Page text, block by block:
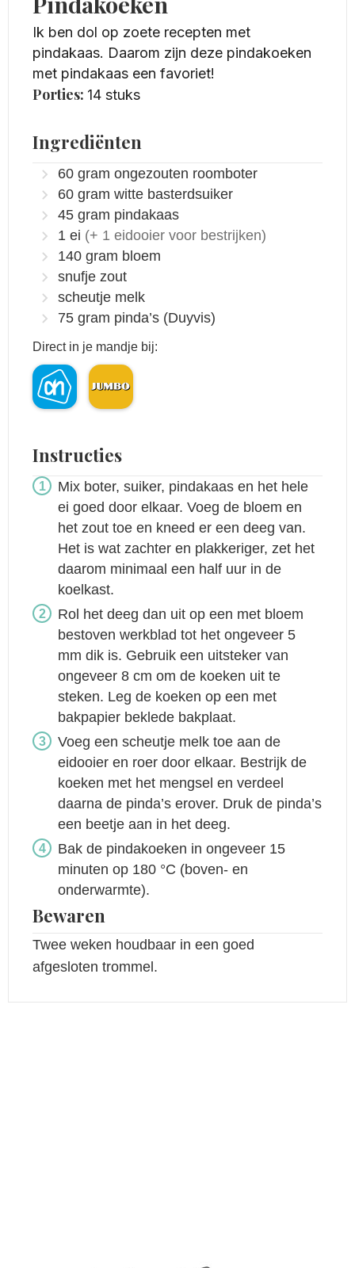
Ik ben dol op zoete recepten met
pindakaas. Daarom zijn deze pindakoeken
met pindakaas een favoriet!
Porties: 14 stuks
Ingrediënten
60 gram ongezouten roomboter
60 gram witte basterdsuiker
45 gram pindakaas
1 ei (+ 1 eidooier voor bestrijken)
140 gram bloem
snufje zout
scheutje melk
75 gram pinda’s (Duyvis)
Direct in je mandje bij:
Instructies
Mix boter, suiker, pindakaas en het hele
ei goed door elkaar. Voeg de bloem en
het zout toe en kneed er een deeg van.
Het is wat zachter en plakkeriger, zet het
daarom minimaal een half uur in de
koelkast.
Rol het deeg dan uit op een met bloem
bestoven werkblad tot het ongeveer 5
mm dik is. Gebruik een uitsteker van
ongeveer 8 cm om de koeken uit te
steken. Leg de koeken op een met
bakpapier beklede bakplaat.
Voeg een scheutje melk toe aan de
eidooier en roer door elkaar. Bestrijk de
koeken met het mengsel en verdeel
daarna de pinda’s erover. Druk de pinda’s
een beetje aan in het deeg.
Bak de pindakoeken in ongeveer 15
minuten op 180 °C (boven- en
onderwarmte).
Bewaren
Twee weken houdbaar in een goed
afgesloten trommel.